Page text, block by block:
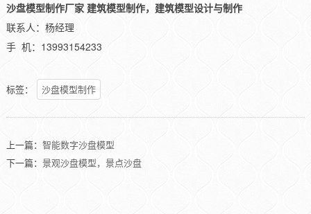
沙盘模型制作厂家 建筑模型制作，建筑模型设计与制作
联系人：杨经理
手 机：13993154233
标签： 沙盘模型制作
上一篇： 智能数字沙盘模型
下一篇： 景观沙盘模型，景点沙盘